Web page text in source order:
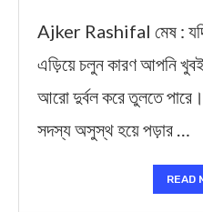
Ajker Rashifal মেষ : যদি
এড়িয়ে চলুন কারণ আপনি
আরো দুর্বল করে তুলতে
সদস্য অসুস্থ হয়ে পড়ার …
READ